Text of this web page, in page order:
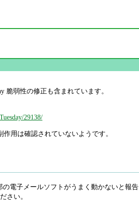
脆弱性の修正も含まれています。
29138/
用は確認されていないようです。
電子メールソフトがうまく動かないと報
さい。